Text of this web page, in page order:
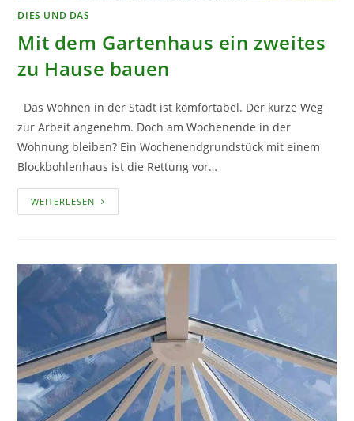
DIES UND DAS
Mit dem Gartenhaus ein zweites
zu Hause bauen
Das Wohnen in der Stadt ist komfortabel. Der kurze Weg
zur Arbeit angenehm. Doch am Wochenende in der
Wohnung bleiben? Ein Wochenendgrundstück mit einem
Blockbohlenhaus ist die Rettung vor…
WEITERLESEN MIT
DEM
HAUSE
BAUEN